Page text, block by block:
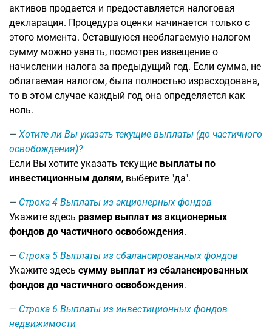
активов продается и предоставляется налоговая
декларация. Процедура оценки начинается только с
этого момента. Оставшуюся необлагаемую налогом
сумму можно узнать, посмотрев извещение о
начислении налога за предыдущий год. Если сумма, не
облагаемая налогом, была полностью израсходована,
то в этом случае каждый год она определяется как
ноль.
Хотите ли Вы указать текущие выплаты (до частичного
освобождения)?
Если Вы хотите указать текущие выплаты по
инвестиционным долям, выберите "да".
Строка 4 Выплаты из акционерных фондов
Укажите здесь размер выплат из акционерных
фондов до частичного освобождения.
Строка 5 Выплаты из сбалансированных фондов
Укажите здесь сумму выплат из сбалансированных
фондов до частичного освобождения.
Строка 6 Выплаты из инвестиционных фондов
недвижимости